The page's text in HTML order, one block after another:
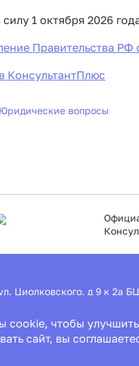
1 октября 2026
Правительства РФ
КонсультантПлюс
Юридические вопросы
чтобы
сайт, вы
Циолковского, д 9 к 2а